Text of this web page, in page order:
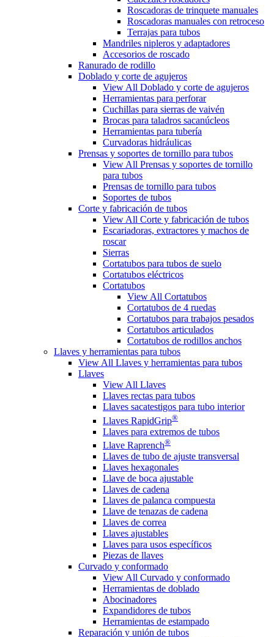
Roscadoras de trinquete manuales
Roscadoras manuales con retroceso
Terrajas para tubos
Mandriles nipleros y adaptadores
Accesorios de roscado
Ranurado de rodillo
Doblado y corte de agujeros
View All Doblado y corte de agujeros
Herramientas para perforar
Cuchillas para sierras de vaivén
Brocas para taladros sacanúcleos
Herramientas para tubería
Curvadoras hidráulicas
Prensas y soportes de tornillo para tubos
View All Prensas y soportes de tornillo
para tubos
Prensas de tornillo para tubos
Soportes de tubos
Corte y fabricación de tubos
View All Corte y fabricación de tubos
Escariadoras, extractores y machos de
roscar
Sierras
Cortatubos para tubos de suelo
Cortatubos eléctricos
Cortatubos
View All Cortatubos
Cortatubos de 4 ruedas
Cortatubos para trabajos pesados
Cortatubos articulados
Cortatubos de rodillos anchos
Llaves y herramientas para tubos
View All Llaves y herramientas para tubos
Llaves
View All Llaves
Llaves rectas para tubos
Llaves sacatestigos para tubo interior
Llaves RapidGrip®
Llaves para extremos de tubos
Llave Raprench®
Llaves de tubo de ajuste transversal
Llaves hexagonales
Llave de boca ajustable
Llaves de cadena
Llaves de palanca compuesta
Llave de tenazas de cadena
Llaves de correa
Llaves ajustables
Llaves para usos específicos
Piezas de llaves
Curvado y conformado
View All Curvado y conformado
Herramientas de doblado
Abocinadores
Expandidores de tubos
Herramientas de estampado
Reparación y unión de tubos